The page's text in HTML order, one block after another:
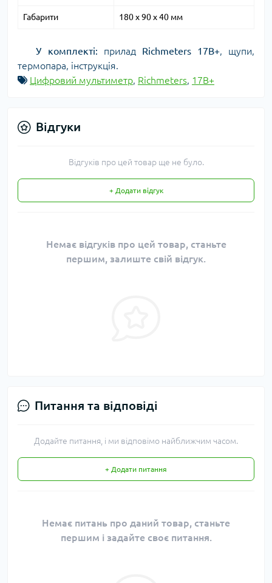
Габарити 180 х 90 х 40 мм
У комплекті: прилад Richmeters 17B+, щупи,
термопара, інструкція.
Цифровий мультиметр, Richmeters, 17B+
Відгуки
Відгуків про цей товар ще не було.
+ Додати відгук
Немає відгуків про цей товар, станьте
першим, залиште свій відгук.
Питання та відповіді
Додайте питання, і ми відповімо найближчим часом.
+ Додати питання
Немає питань про даний товар, станьте
першим і задайте своє питання.